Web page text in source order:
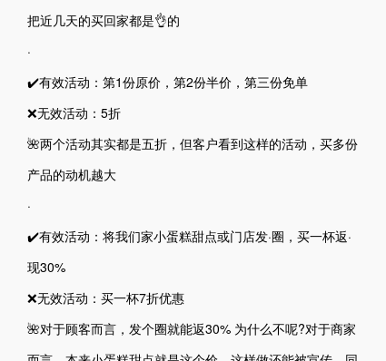
把近几天的买回家都是👌的
·
✔️有效活动：第1份原价，第2份半价，第三份免单
❌无效活动：5折
🌺两个活动其实都是五折，但客户看到这样的活动，买多份
产品的动机越大
·
✔️有效活动：将我们家小蛋糕甜点或门店发·圈，买一杯返·
现30%
❌无效活动：买一杯7折优惠
🌺对于顾客而言，发个圈就能返30% 为什么不呢?对于商家